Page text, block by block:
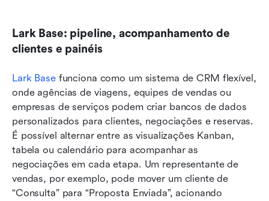
Lark Base: pipeline, acompanhamento de
clientes e painéis
Lark Base funciona como um sistema de CRM flexível,
onde agências de viagens, equipes de vendas ou
empresas de serviços podem criar bancos de dados
personalizados para clientes, negociações e reservas.
É possível alternar entre as visualizações Kanban,
tabela ou calendário para acompanhar as
negociações em cada etapa. Um representante de
vendas, por exemplo, pode mover um cliente de
“Consulta” para “Proposta Enviada”, acionando